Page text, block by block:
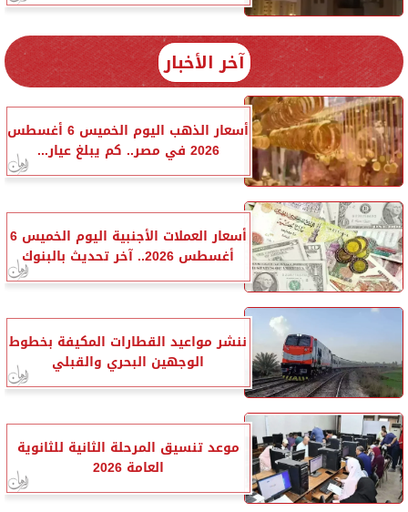
آخر الأخبار
أسعار الذهب اليوم الخميس 6 أغسطس
2026 في مصر.. كم يبلغ عيار...
أسعار العملات الأجنبية اليوم الخميس 6
أغسطس 2026.. آخر تحديث بالبنوك
ننشر مواعيد القطارات المكيفة بخطوط
الوجهين البحري والقبلي
موعد تنسيق المرحلة الثانية للثانوية
العامة 2026